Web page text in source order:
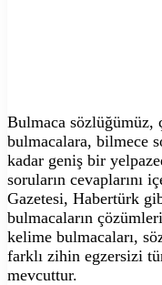
Bulmaca sözlüğümüz,
bulmacalara, bilmece
kadar geniş bir
soruların cevaplarını
Gazetesi, Habertürk
bulmacaların
kelime bulmacaları,
farklı zihin egzersizi
mevcuttur.